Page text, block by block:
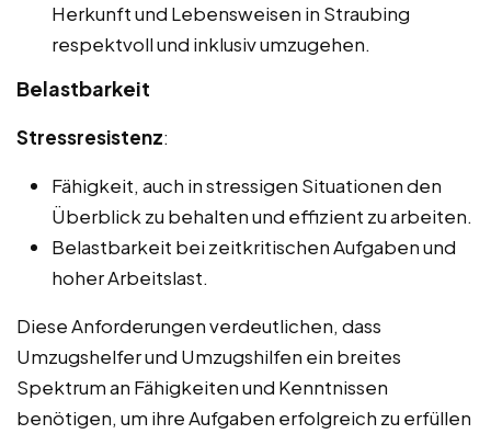
Herkunft und Lebensweisen in Straubing
respektvoll und inklusiv umzugehen.
Belastbarkeit
Stressresistenz:
Fähigkeit, auch in stressigen Situationen den
Überblick zu behalten und effizient zu arbeiten.
Belastbarkeit bei zeitkritischen Aufgaben und
hoher Arbeitslast.
Diese Anforderungen verdeutlichen, dass
Umzugshelfer und Umzugshilfen ein breites
Spektrum an Fähigkeiten und Kenntnissen
benötigen, um ihre Aufgaben erfolgreich zu erfüllen